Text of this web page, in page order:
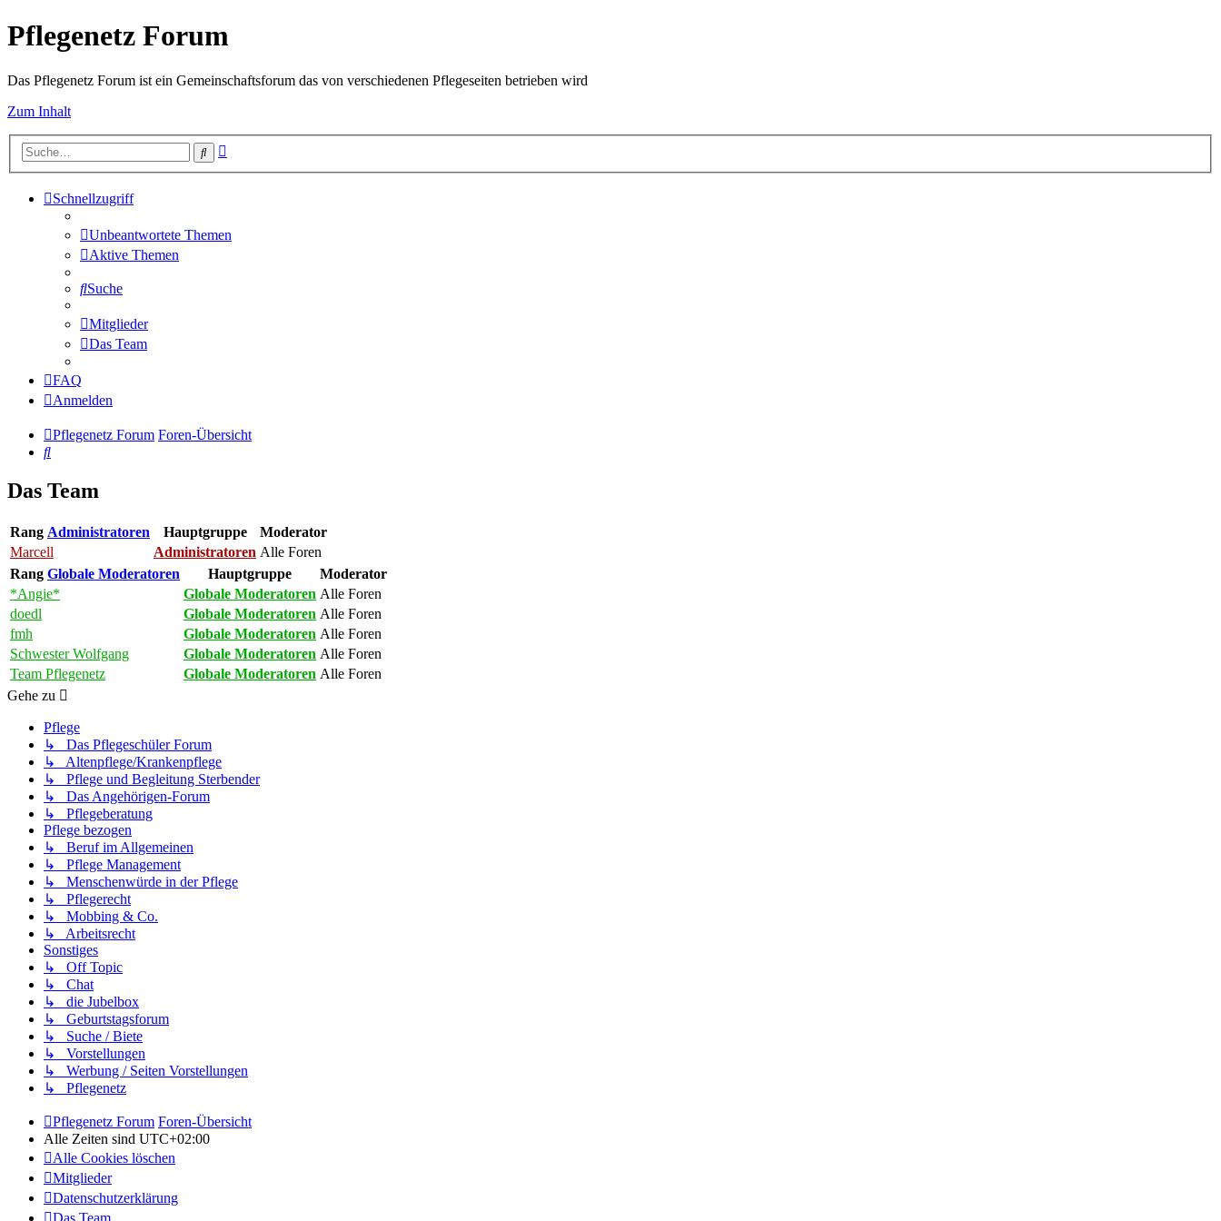
Pflegenetz Forum
Das Pflegenetz Forum ist ein Gemeinschaftsforum das von verschiedenen Pflegeseiten betrieben wird
Zum Inhalt
Suche
Schnellzugriff
Unbeantwortete Themen
Aktive Themen
Suche
Mitglieder
Das Team
FAQ
Anmelden
Pflegenetz Forum Foren-Übersicht
Suche
Das Team
Rang Administratoren Hauptgruppe
Moderator
Marcell
Administratoren Alle Foren
Rang Globale Moderatoren Hauptgruppe
Moderator
*Angie*
Globale Moderatoren Alle Foren
doedl
Globale Moderatoren Alle Foren
fmh
Globale Moderatoren Alle Foren
Schwester Wolfgang
Globale Moderatoren Alle Foren
Team Pflegenetz
Globale Moderatoren Alle Foren
Gehe zu
Pflege
↳ Das Pflegeschüler Forum
↳ Altenpflege/Krankenpflege
↳ Pflege und Begleitung Sterbender
↳ Das Angehörigen-Forum
↳ Pflegeberatung
Pflege bezogen
↳ Beruf im Allgemeinen
↳ Pflege Management
↳ Menschenwürde in der Pflege
↳ Pflegerecht
↳ Mobbing & Co.
↳ Arbeitsrecht
Sonstiges
↳ Off Topic
↳ Chat
↳ die Jubelbox
↳ Geburtstagsforum
↳ Suche / Biete
↳ Vorstellungen
↳ Werbung / Seiten Vorstellungen
↳ Pflegenetz
Pflegenetz Forum Foren-Übersicht
Alle Zeiten sind UTC+02:00
Alle Cookies löschen
Mitglieder
Datenschutzerklärung